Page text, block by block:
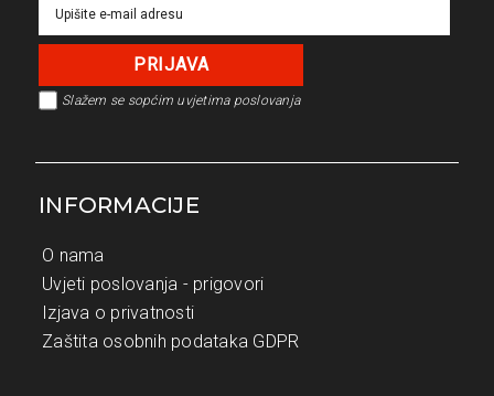
Slažem se sopćim uvjetima poslovanja
INFORMACIJE
O nama
Uvjeti poslovanja - prigovori
Izjava o privatnosti
Zaštita osobnih podataka GDPR